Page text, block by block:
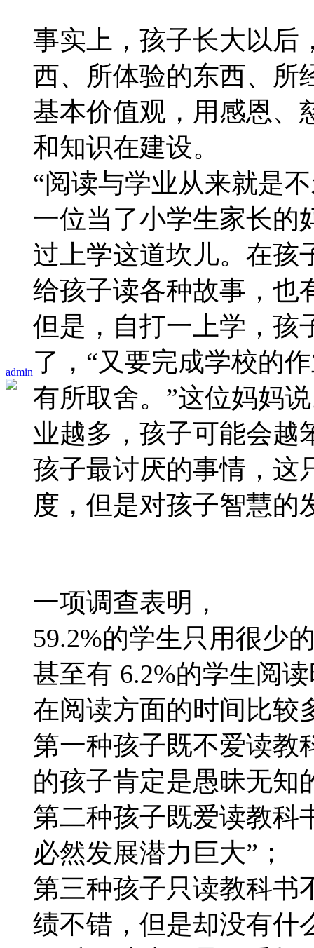
admin
事实上，孩子长大以后
西、所体验的东西、所
基本价值观，用感恩、
和知识在建设。
“阅读与学业从来就是
一位当了小学生家长的
过上学这道坎儿。在孩
给孩子读各种故事，也
但是，自打一上学，孩
了，“又要完成学校的
有所取舍。”这位妈妈
业越多，孩子可能会越
孩子最讨厌的事情，这
度，但是对孩子智慧的
一项调查表明，
59.2%的学生只用很少
甚至有 6.2%的学生阅
在阅读方面的时间比较
第一种孩子既不爱读教
的孩子肯定是愚昧无知
第二种孩子既爱读教科
必然发展潜力巨大”；
第三种孩子只读教科书
绩不错，但是却没有什